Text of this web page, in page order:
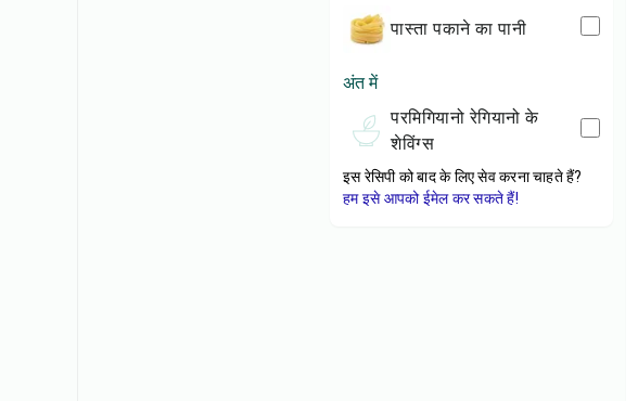
पास्ता पकाने का पानी
अंत में
परमिगियानो रेगियानो के
शेविंग्स
इस रेसिपी को बाद के लिए सेव करना चाहते हैं?
हम इसे आपको ईमेल कर सकते हैं!